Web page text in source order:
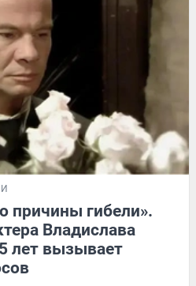
причины гибели».
Владислава
лет вызывает